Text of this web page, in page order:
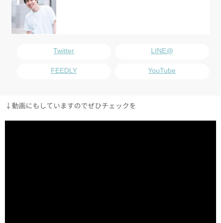
Twitter LINE@
FEEDLY YouTube
↓動画にもしていますのでぜひチェックを